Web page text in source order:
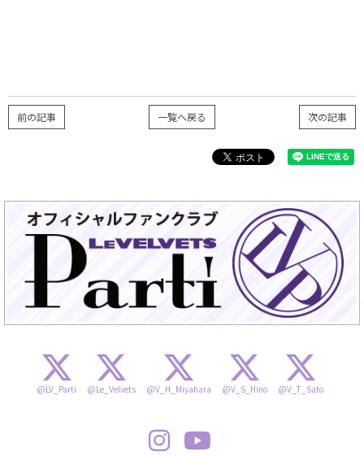
次の記事
一覧へ戻る
前の記事
@LV_Parti @Le_Velvets @V_H_Miyahara @V_S_Hino @V_T_Sato